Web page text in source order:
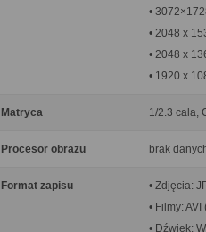
•
• 2048 x
• 2048 x
• 1920 x
Matryca 1/2.3 cala,
Procesor obrazu brak
Format zapisu
• Zdjęcia:
• Filmy:
• Dźwięk: